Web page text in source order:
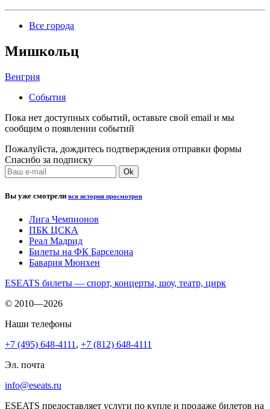
Все города
Мишкольц
Венгрия
События
Пока нет доступных событий, оставьте свой email и мы
сообщим о появлении событий
Пожалуйста, дождитесь подтверждения отправки формы
Спасибо за подписку
Вы уже смотрели вся история просмотров
Лига Чемпионов
ПБК ЦСКА
Реал Мадрид
Билеты на ФК Барселона
Бавария Мюнхен
ESEATS билеты — спорт, концерты, шоу, театр, цирк
© 2010—2026
Наши телефоны
+7 (495) 648-4111 , +7 (812) 648-4111
Эл. почта
info@eseats.ru
ESEATS предоставляет услуги по купле и продаже билетов на